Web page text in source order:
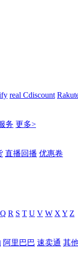
real Cdiscount
务 更多>
直播回播 优惠卷
Q R S T U V W X Y Z
阿里巴巴 速卖通 其